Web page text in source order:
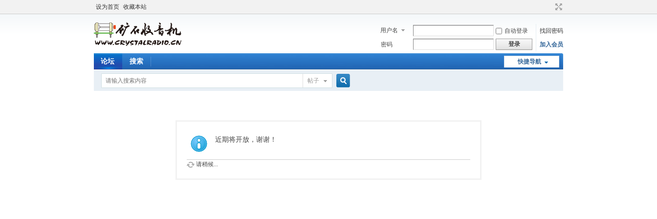
设为首页 收藏本站
用户名 自动登录
找回密码
密码
登录 加入会员
快捷导航
论坛 搜索
帖子
近期将开放，谢谢！
请稍候...